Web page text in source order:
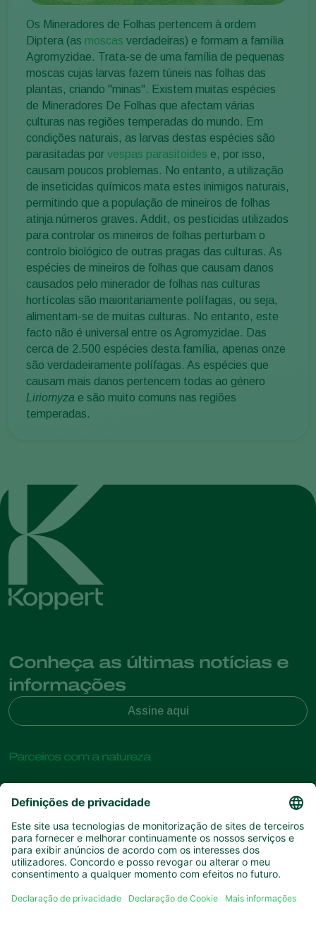
Os Mineradores de Folhas pertencem à ordem
Diptera (as moscas verdadeiras) e formam a família
Agromyzidae. Trata-se de uma família de pequenas
moscas cujas larvas fazem túneis nas folhas das
plantas, criando "minas". Existem muitas espécies
de Mineradores De Folhas que afectam várias
culturas nas regiões temperadas do mundo. Em
condições naturais, as larvas destas espécies são
parasitadas por vespas parasitoides e, por isso,
causam poucos problemas. No entanto, a utilização
de inseticidas químicos mata estes inimigos naturais,
permitindo que a população de mineiros de folhas
atinja números graves. Addit, os pesticidas utilizados
para controlar os mineiros de folhas perturbam o
controlo biológico de outras pragas das culturas. As
espécies de mineiros de folhas que causam danos
causados pelo minerador de folhas nas culturas
hortícolas são maioritariamente polífagas, ou seja,
alimentam-se de muitas culturas. No entanto, este
facto não é universal entre os Agromyzidae. Das
cerca de 2.500 espécies desta família, apenas onze
são verdadeiramente polífagas. As espécies que
causam mais danos pertencem todas ao género
Liriomyza e são muito comuns nas regiões
temperadas.
Conheça as últimas notícias e
informações
Assine aqui
Parceiros com a natureza
Insectos predadores
Vespas Parasitoides
Nemátodes benéficos
Microorganismos benéficos
Proteção de culturas
Polinização
Sobre a Koppert
Sobre a Koppert
Centro de informações
Contato
Links de Interesse
Experiências dos clientes
Koppert One
Koppert Global